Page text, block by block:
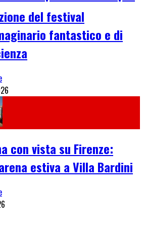
del festival
fantastico e di
con vista su Firenze:
estiva a Villa Bardini